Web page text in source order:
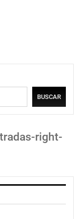
BUSCAR
right-